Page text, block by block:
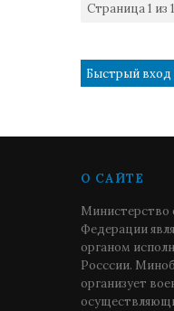
Страница1 из 1
О САЙТЕ
Министерство
Федерации
органом
Росссии.
организует